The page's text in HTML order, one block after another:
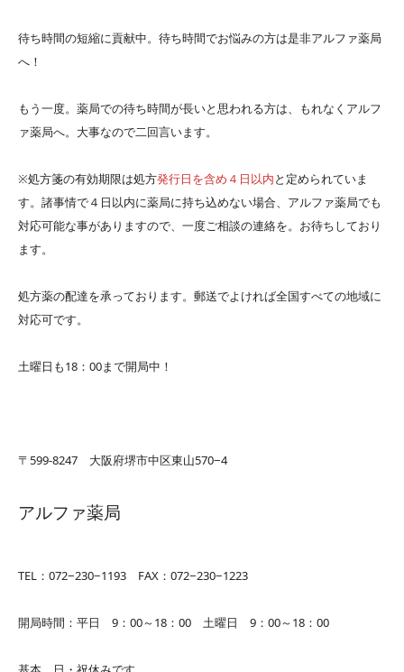
待ち時間の短縮に貢献中。待ち時間でお悩みの方は是非アルファ薬局
へ！
もう一度。薬局での待ち時間が長いと思われる方は、もれなくアルフ
ァ薬局へ。大事なので二回言います。
※処方箋の有効期限は処方発行日を含め４日以内と定められていま
す。諸事情で４日以内に薬局に持ち込めない場合、アルファ薬局でも
対応可能な事がありますので、一度ご相談の連絡を。お待ちしており
ます。
処方薬の配達を承っております。郵送でよければ全国すべての地域に
対応可です。
土曜日も18：00まで開局中！
〒599-8247 大阪府堺市中区東山570−4
アルファ薬局
TEL：072−230−1193 FAX：072−230−1223
開局時間：平日 9：00～18：00 土曜日 9：00～18：00